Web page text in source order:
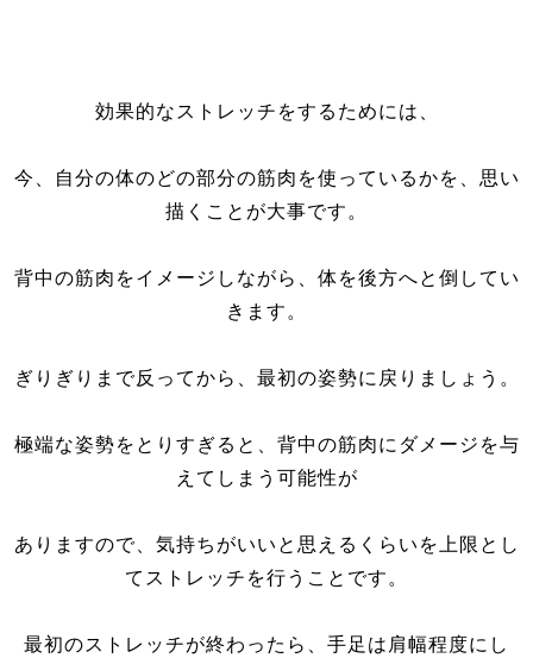
効果的なストレッチをするためには、
今、自分の体のどの部分の筋肉を使っているかを、思い
描くことが大事です。
背中の筋肉をイメージしながら、体を後方へと倒してい
きます。
ぎりぎりまで反ってから、最初の姿勢に戻りましょう。
極端な姿勢をとりすぎると、背中の筋肉にダメージを与
えてしまう可能性が
ありますので、気持ちがいいと思えるくらいを上限とし
てストレッチを行うことです。
最初のストレッチが終わったら、手足は肩幅程度にし